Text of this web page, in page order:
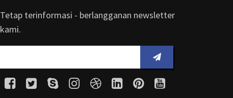
Tetap terinformasi - berlangganan newsletter
kami.